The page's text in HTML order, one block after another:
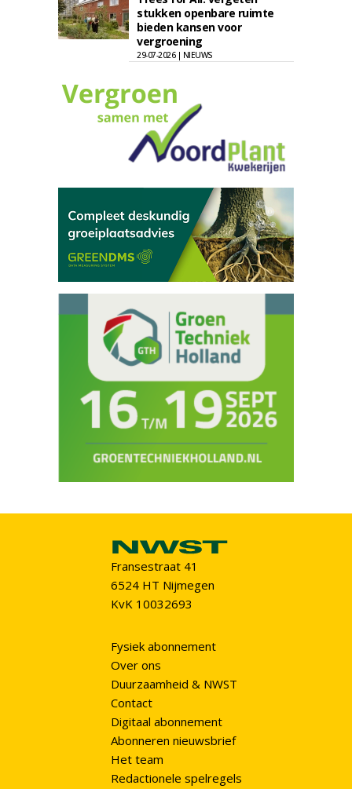
stukken openbare ruimte
bieden kansen voor
vergroening
29-07-2026 | NIEUWS
Fransestraat 41
6524 HT Nijmegen
KvK 10032693
Fysiek abonnement
Over ons
Duurzaamheid & NWST
Contact
Digitaal abonnement
Abonneren nieuwsbrief
Het team
Redactionele spelregels